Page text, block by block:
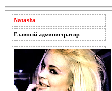
Natasha
Главный администратор